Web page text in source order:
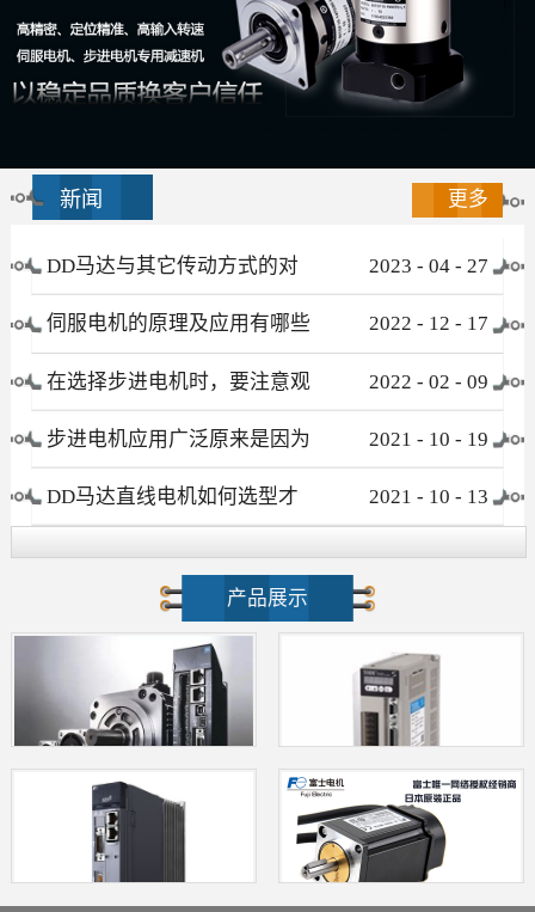
新闻 更多
DD马达与其它传动方式的对
比
2023 - 04 - 27
伺服电机的原理及应用有哪些 2022 - 12 - 17
在选择步进电机时，要注意观
察这些要素
2022 - 02 - 09
步进电机应用广泛原来是因为
这个优点！
2021 - 10 - 19
DD马达直线电机如何选型才
不会被忽悠?
2021 - 10 - 13
产品展示